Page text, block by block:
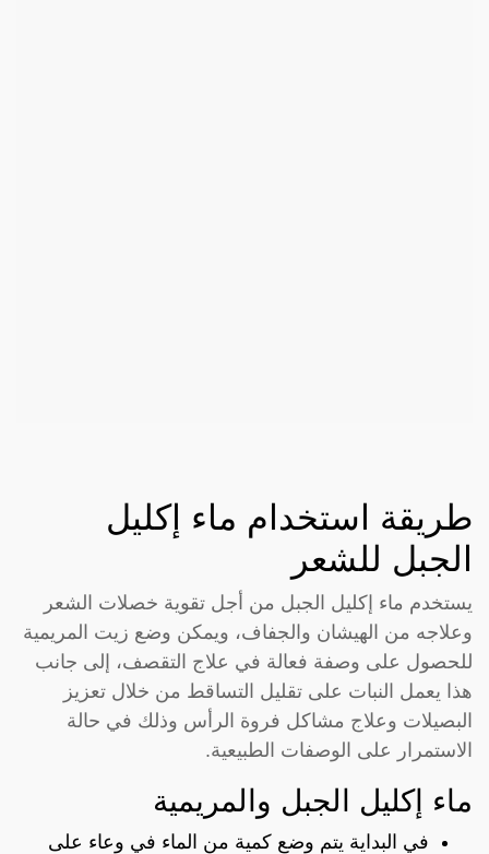
طريقة استخدام ماء إكليل
الجبل للشعر
يستخدم ماء إكليل الجبل من أجل تقوية خصلات الشعر
وعلاجه من الهيشان والجفاف، ويمكن وضع زيت المريمية
للحصول على وصفة فعالة في علاج التقصف، إلى جانب
هذا يعمل النبات على تقليل التساقط من خلال تعزيز
البصيلات وعلاج مشاكل فروة الرأس وذلك في حالة
الاستمرار على الوصفات الطبيعية.
ماء إكليل الجبل والمريمية
في البداية يتم وضع كمية من الماء في وعاء على